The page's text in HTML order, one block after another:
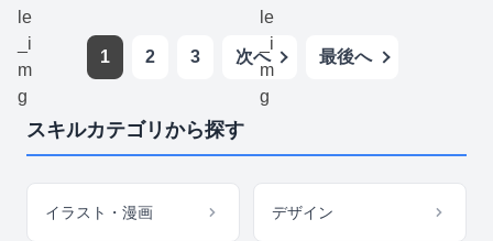
1 2 3 次へ 最後へ
スキルカテゴリから探す
イラスト・漫画 デザイン